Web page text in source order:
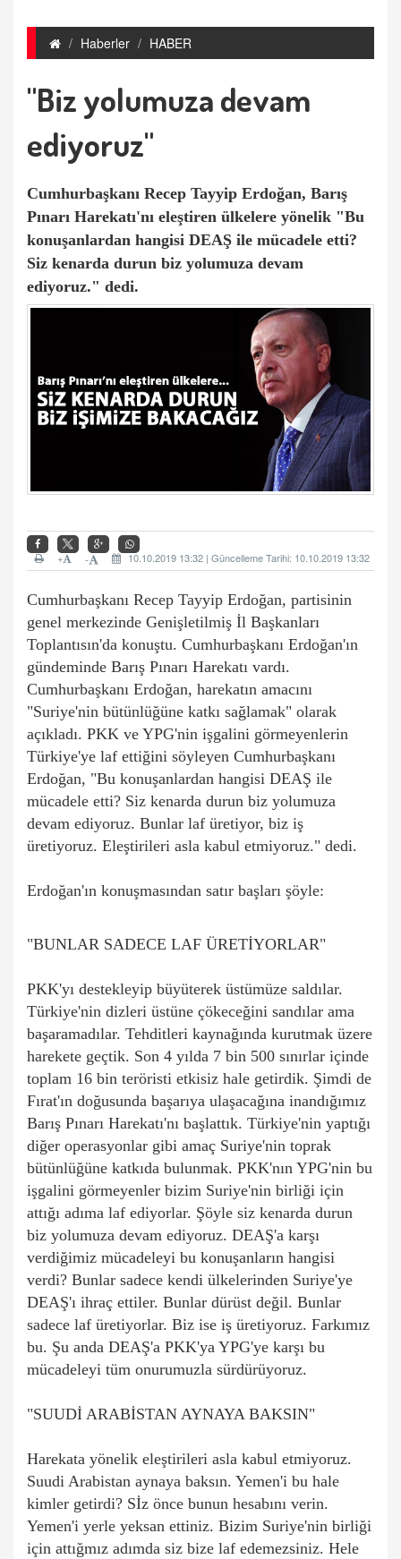
Haberler HABER
"Biz yolumuza devam
ediyoruz"
Cumhurbaşkanı Recep Tayyip Erdoğan, Barış
Pınarı Harekatı'nı eleştiren ülkelere yönelik "Bu
konuşanlardan hangisi DEAŞ ile mücadele etti?
Siz kenarda durun biz yolumuza devam
ediyoruz." dedi.
10.10.2019 13:32 | Güncelleme Tarihi: 10.10.2019 13:32
-
+
Cumhurbaşkanı Recep Tayyip Erdoğan, partisinin
genel merkezinde Genişletilmiş İl Başkanları
Toplantısın'da konuştu. Cumhurbaşkanı Erdoğan'ın
gündeminde Barış Pınarı Harekatı vardı.
Cumhurbaşkanı Erdoğan, harekatın amacını
"Suriye'nin bütünlüğüne katkı sağlamak" olarak
açıkladı. PKK ve YPG'nin işgalini görmeyenlerin
Türkiye'ye laf ettiğini söyleyen Cumhurbaşkanı
Erdoğan, "Bu konuşanlardan hangisi DEAŞ ile
mücadele etti? Siz kenarda durun biz yolumuza
devam ediyoruz. Bunlar laf üretiyor, biz iş
üretiyoruz. Eleştirileri asla kabul etmiyoruz." dedi.
Erdoğan'ın konuşmasından satır başları şöyle:
"BUNLAR SADECE LAF ÜRETİYORLAR"
PKK'yı destekleyip büyüterek üstümüze saldılar.
Türkiye'nin dizleri üstüne çökeceğini sandılar ama
başaramadılar. Tehditleri kaynağında kurutmak üzere
harekete geçtik. Son 4 yılda 7 bin 500 sınırlar içinde
toplam 16 bin teröristi etkisiz hale getirdik. Şimdi de
Fırat'ın doğusunda başarıya ulaşacağına inandığımız
Barış Pınarı Harekatı'nı başlattık. Türkiye'nin yaptığı
diğer operasyonlar gibi amaç Suriye'nin toprak
bütünlüğüne katkıda bulunmak. PKK'nın YPG'nin bu
işgalini görmeyenler bizim Suriye'nin birliği için
attığı adıma laf ediyorlar. Şöyle siz kenarda durun
biz yolumuza devam ediyoruz. DEAŞ'a karşı
verdiğimiz mücadeleyi bu konuşanların hangisi
verdi? Bunlar sadece kendi ülkelerinden Suriye'ye
DEAŞ'ı ihraç ettiler. Bunlar dürüst değil. Bunlar
sadece laf üretiyorlar. Biz ise iş üretiyoruz. Farkımız
bu. Şu anda DEAŞ'a PKK'ya YPG'ye karşı bu
mücadeleyi tüm onurumuzla sürdürüyoruz.
"SUUDİ ARABİSTAN AYNAYA BAKSIN"
Harekata yönelik eleştirileri asla kabul etmiyoruz.
Suudi Arabistan aynaya baksın. Yemen'i bu hale
kimler getirdi? Sİz önce bunun hesabını verin.
Yemen'i yerle yeksan ettiniz. Bizim Suriye'nin birliği
için attığmız adımda siz bize laf edemezsiniz. Hele